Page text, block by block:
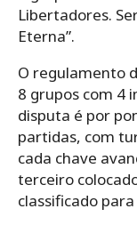
Libertadores.
Eterna”.
O regulamento
8 grupos com 4
disputa é por
partidas, com
cada chave
terceiro
classificado